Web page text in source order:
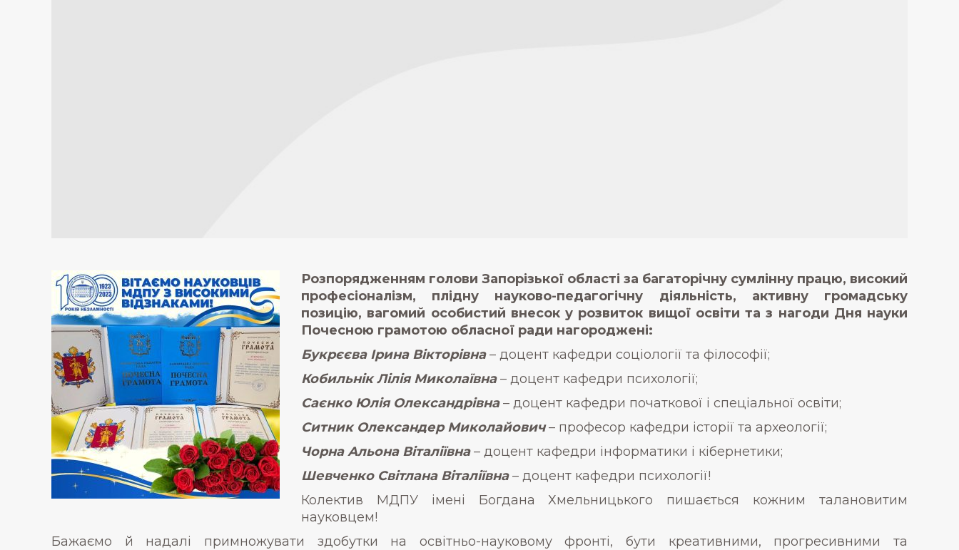
Розпорядженням голови Запорізької області за багаторічну сумлінну працю, високий
професіоналізм, плідну науково-педагогічну діяльність, активну громадську
позицію, вагомий особистий внесок у розвиток вищої освіти та з нагоди Дня науки
Почесною грамотою обласної ради нагороджені:
Букрєєва Ірина Вікторівна– доцент кафедри соціології та філософії;
Кобильнік Лілія Миколаївна– доцент кафедри психології;
Саєнко Юлія Олександрівна– доцент кафедри початкової і спеціальної освіти;
Ситник Олександер Миколайович– професор кафедри історії та археології;
Чорна Альона Віталіївна– доцент кафедри інформатики і кібернетики;
Шевченко Світлана Віталіївна– доцент кафедри психології!
Колектив МДПУ імені Богдана Хмельницького пишається кожним талановитим
науковцем!
Бажаємо й надалі примножувати здобутки на освітньо-науковому фронті, бути креативними, прогресивними та